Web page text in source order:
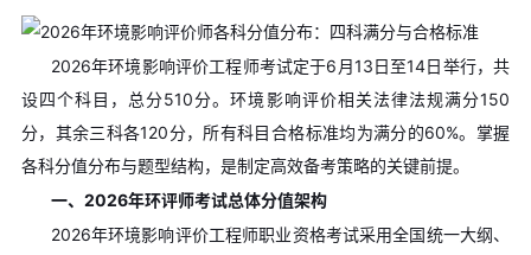
2026年环境影响评价工程师考试定于6月13日至14日举行，共
设四个科目，总分510分。环境影响评价相关法律法规满分150
分，其余三科各120分，所有科目合格标准均为满分的60%。掌握
各科分值分布与题型结构，是制定高效备考策略的关键前提。
一、2026年环评师考试总体分值架构
2026年环境影响评价工程师职业资格考试采用全国统一大纲、